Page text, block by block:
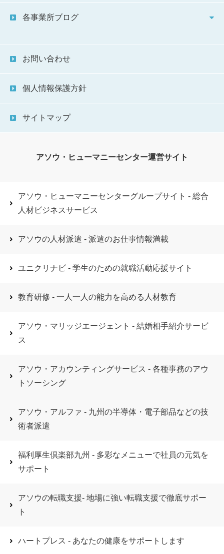
各事業所ブログ
お問い合わせ
個人情報保護方針
サイトマップ
アソウ・ヒューマニーセンター運営サイト
アソウ・ヒューマニーセンターグループサイト - 総合
人材ビジネスサービス
アソウの人材派遣 - 派遣のお仕事情報満載
ユニクリナビ - 学生のための就職活動応援サイト
教育研修 - 一人一人の能力を高める人材教育
アソウ・マリッジエージェント - 結婚相手紹介サービ
ス
アソウ・アカウンティングサービス - 各種事務のアウ
トソーシング
アソウ・アルファ - 九州の半導体・電子部品などの技
術者派遣
福利厚生倶楽部九州 - 多彩なメニューで社員の元気を
サポート
アソウの転職支援- 地場に強い転職支援で徹底サポー
ト
ハートプレス - あなたの健康をサポートします